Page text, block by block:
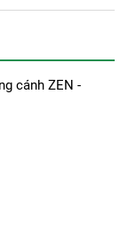
cánh ZEN -